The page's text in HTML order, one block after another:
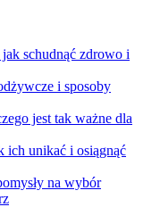
schudnąć zdrowo i
i sposoby
jest tak ważne dla
ich unikać i osiągnąć
na wybór